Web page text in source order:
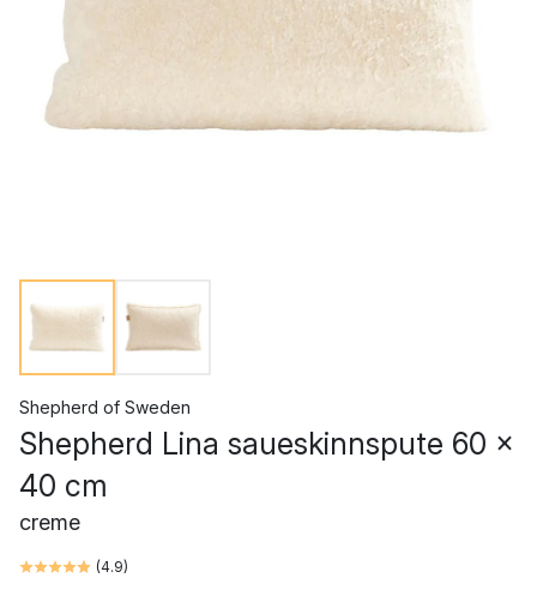
Shepherd of Sweden
Shepherd Lina saueskinnspute 60 x
40 cm
creme
(4.9)